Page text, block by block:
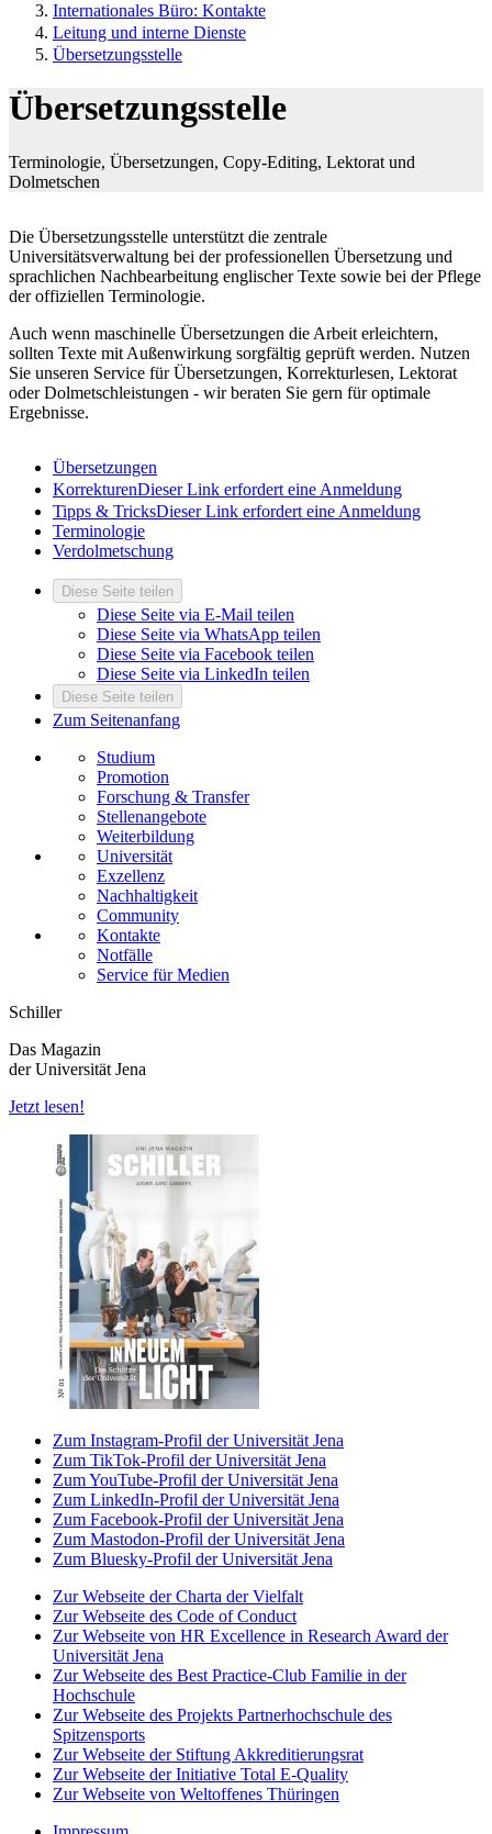
Internationales Büro: Kontakte
Leitung und interne Dienste
Übersetzungsstelle
Übersetzungsstelle
Terminologie, Übersetzungen, Copy-Editing, Lektorat und
Dolmetschen
Die Übersetzungsstelle unterstützt die zentrale
Universitätsverwaltung bei der professionellen Übersetzung und
sprachlichen Nachbearbeitung englischer Texte sowie bei der Pflege
der offiziellen Terminologie.
Auch wenn maschinelle Übersetzungen die Arbeit erleichtern,
sollten Texte mit Außenwirkung sorgfältig geprüft werden. Nutzen
Sie unseren Service für Übersetzungen, Korrekturlesen, Lektorat
oder Dolmetschleistungen - wir beraten Sie gern für optimale
Ergebnisse.
Übersetzungen
KorrekturenDieser Link erfordert eine Anmeldung
Tipps & TricksDieser Link erfordert eine Anmeldung
Terminologie
Verdolmetschung
Diese Seite teilen
Diese Seite via E-Mail teilen
Diese Seite via WhatsApp teilen
Diese Seite via Facebook teilen
Diese Seite via LinkedIn teilen
Diese Seite teilen
Zum Seitenanfang
Studium
Promotion
Forschung & Transfer
Stellenangebote
Weiterbildung
Universität
Exzellenz
Nachhaltigkeit
Community
Kontakte
Notfälle
Service für Medien
Schiller
Das Magazin
der Universität Jena
Jetzt lesen!
Zum Instagram-Profil der Universität Jena
Zum TikTok-Profil der Universität Jena
Zum YouTube-Profil der Universität Jena
Zum LinkedIn-Profil der Universität Jena
Zum Facebook-Profil der Universität Jena
Zum Mastodon-Profil der Universität Jena
Zum Bluesky-Profil der Universität Jena
Zur Webseite der Charta der Vielfalt
Zur Webseite des Code of Conduct
Zur Webseite von HR Excellence in Research Award der
Universität Jena
Zur Webseite des Best Practice-Club Familie in der
Hochschule
Zur Webseite des Projekts Partnerhochschule des
Spitzensports
Zur Webseite der Stiftung Akkreditierungsrat
Zur Webseite der Initiative Total E-Quality
Zur Webseite von Weltoffenes Thüringen